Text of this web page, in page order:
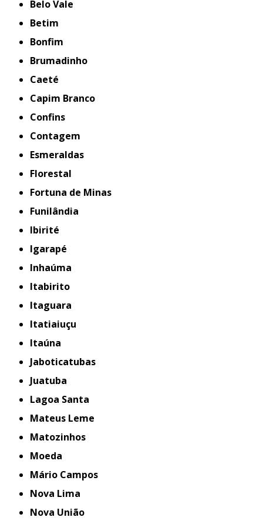
Belo Vale
Betim
Bonfim
Brumadinho
Caeté
Capim Branco
Confins
Contagem
Esmeraldas
Florestal
Fortuna de Minas
Funilândia
Ibirité
Igarapé
Inhaúma
Itabirito
Itaguara
Itatiaiuçu
Itaúna
Jaboticatubas
Juatuba
Lagoa Santa
Mateus Leme
Matozinhos
Moeda
Mário Campos
Nova Lima
Nova União